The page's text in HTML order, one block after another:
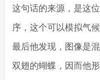
这句话的来源，是这
序，这个可以模拟气
最后他发现，图像是
双翅的蝴蝶，因而他